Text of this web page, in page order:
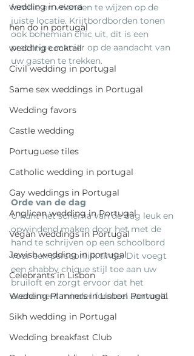
wedding in evora
hen do in portugal
wedding cocktail
Civil wedding in portugal
Same sex weddings in Portugal
Wedding favors
Castle wedding
Portuguese tiles
Catholic wedding in portugal
Gay weddings in Portugal
Anglican wedding in Portugal
Vegan weddings in Portugal
Jewish wedding in portugal
Celebrants in Lisbon
Wedding Planners in Lisbon Portugal
Sikh wedding in Portugal
Wedding breakfast Club
familie en vrienden te wijzen op de
juiste locatie. Krijtbordborden tonen
ook bohemian chic uit, dit is een
prachtige manier op de aandacht van
uw gasten te trekken.
Orde van de dag
U kunt het schema van de dag leuk en
opwindend maken door het met de
hand te schrijven op een schoolbord
voor een persoonlijk tintje. Dit voegt
een shabby chique stijl toe aan uw
bruiloft en zorgt ervoor dat het
evenement minder formeel aanvoelt.